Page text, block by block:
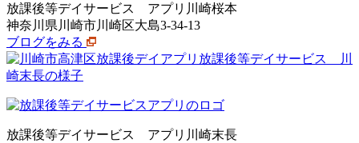
放課後等デイサービス アプリ川崎桜本
神奈川県川崎市川崎区大島3-34-13
ブログをみる
放課後等デイサービス アプリ川崎末長